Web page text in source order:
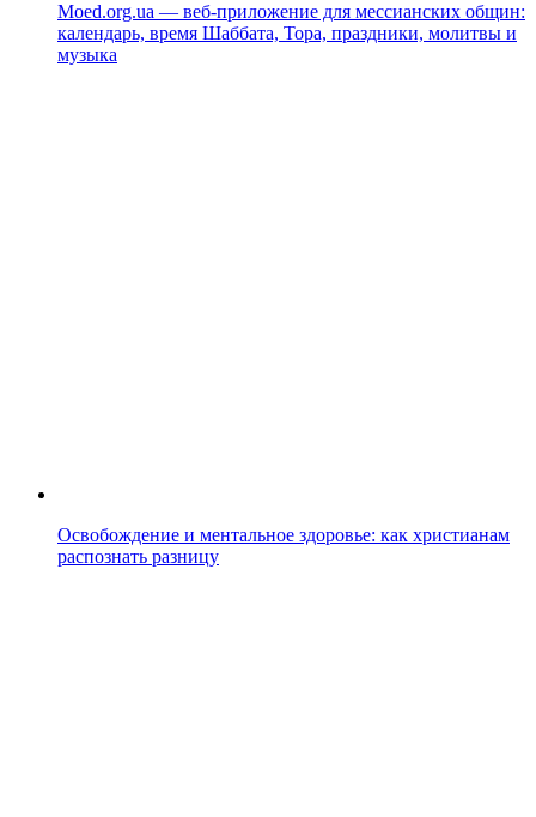
Moed.org.ua — веб-приложение для мессианских общин:
календарь, время Шаббата, Тора, праздники, молитвы и
музыка
Освобождение и ментальное здоровье: как христианам
распознать разницу